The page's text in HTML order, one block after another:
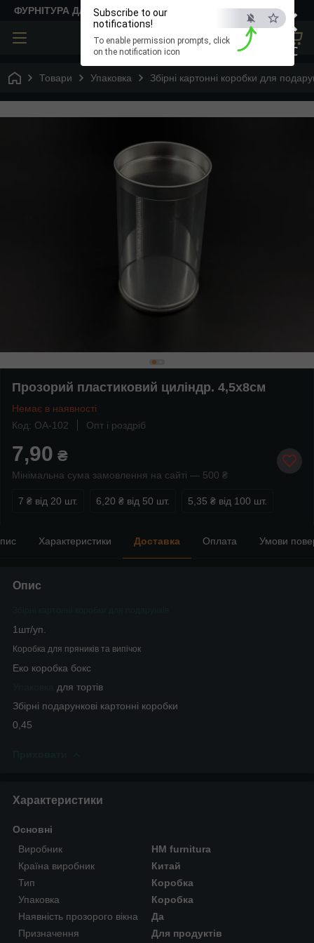
×
ESC
Subscribe to our
notifications!
To enable permission prompts, click
on the notification icon
ФУРНІТУРА ДЛЯ ТВОРЧОСТІ
Товари Упаковка Збірні картонні коробки для
Прозорий пластиковий циліндр. 4,5х8см
Немає в наявності
Код: OA-102
Опт і роздріб
7,90 ₴
Мінімальна сума замовлення на сайті — 500 ₴
7 ₴ від 20 шт. 6,20 ₴ від 50 шт. 5,35 ₴ від 100 шт.
Характеристики Доставка Оплата Умови
Опис
1шт/уп.
Коробка для пряників та випічок
Еко коробка бокс
для тортів
Збірні подарункові картонні коробки
0,45
Характеристики
Основні
Виробник
HM furnitura
Країна виробник
Китай
Тип
Коробка
Упаковка
Коробка
Наявність прозорого вікна
Да
Призначення
Для продуктів